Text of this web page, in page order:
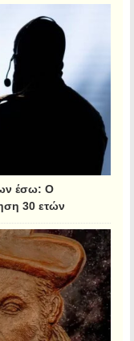
έσω: Ο
30 ετών